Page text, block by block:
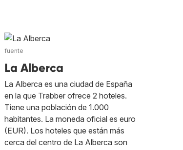
fuente
La Alberca
La Alberca es una ciudad de España
en la que Trabber ofrece 2 hoteles.
Tiene una población de 1.000
habitantes. La moneda oficial es euro
(EUR). Los hoteles que están más
cerca del centro de La Alberca son